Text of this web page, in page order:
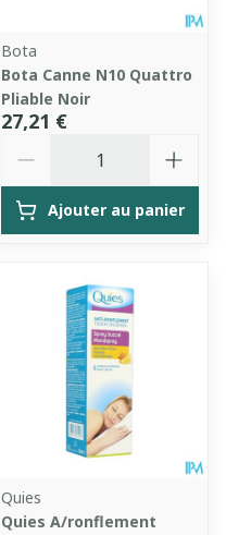
Bota
Bota Canne N10 Quattro
Pliable Noir
27,21 €
Ajouter au panier
Quies
Quies A/ronflement